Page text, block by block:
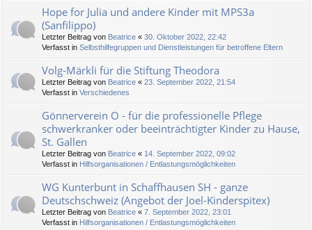
Hope for Julia und andere Kinder mit MPS3a
(Sanfilippo)
Letzter Beitrag von Beatrice « 30. Oktober 2022, 22:42
Verfasst in Selbsthilfegruppen und Dienstleistungen für betroffene Eltern
Volg-Märkli für die Stiftung Theodora
Letzter Beitrag von Beatrice « 23. September 2022, 21:54
Verfasst in Verschiedenes
Gönnerverein O - für die professionelle Pflege
schwerkranker oder beeinträchtigter Kinder zu Hause,
St. Gallen
Letzter Beitrag von Beatrice « 14. September 2022, 09:02
Verfasst in Hilfsorganisationen / Entlastungsmöglichkeiten
WG Kunterbunt in Schaffhausen SH - ganze
Deutschschweiz (Angebot der Joel-Kinderspitex)
Letzter Beitrag von Beatrice « 7. September 2022, 23:01
Verfasst in Hilfsorganisationen / Entlastungsmöglichkeiten